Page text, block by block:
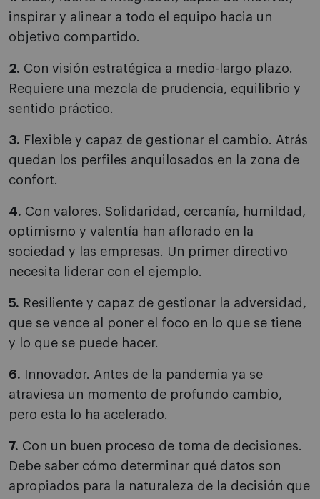
inspirar y alinear a todo el equipo hacia un
objetivo compartido.
2. Con visión estratégica a medio-largo plazo.
Requiere una mezcla de prudencia, equilibrio y
sentido práctico.
3. Flexible y capaz de gestionar el cambio. Atrás
quedan los perfiles anquilosados en la zona de
confort.
4. Con valores. Solidaridad, cercanía, humildad,
optimismo y valentía han aflorado en la
sociedad y las empresas. Un primer directivo
necesita liderar con el ejemplo.
5. Resiliente y capaz de gestionar la adversidad,
que se vence al poner el foco en lo que se tiene
y lo que se puede hacer.
6. Innovador. Antes de la pandemia ya se
atraviesa un momento de profundo cambio,
pero esta lo ha acelerado.
7. Con un buen proceso de toma de decisiones.
Debe saber cómo determinar qué datos son
apropiados para la naturaleza de la decisión que